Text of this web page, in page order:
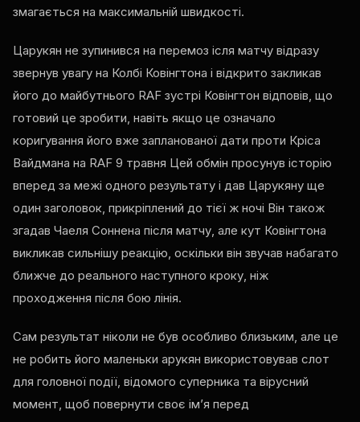
змагається на максимальній швидкості.
Царукян не зупинився на перемоз ісля матчу відразу
звернув увагу на Колбі Ковінгтона і відкрито закликав
його до майбутнього RAF зустрі Ковінгтон відповів, що
готовий це зробити, навіть якщо це означало
коригування його вже запланованої дати проти Кріса
Вайдмана на RAF 9 травня Цей обмін просунув історію
вперед за межі одного результату і дав Царукяну ще
один заголовок, прикріплений до тієї ж ночі Він також
згадав Чаеля Соннена після матчу, але кут Ковінгтона
викликав сильнішу реакцію, оскільки він звучав набагато
ближче до реального наступного кроку, ніж
проходження після бою лінія.
Сам результат ніколи не був особливо близьким, але це
не робить його маленьки арукян використовував слот
для головної події, відомого суперника та вірусний
момент, щоб повернути своє ім’я перед